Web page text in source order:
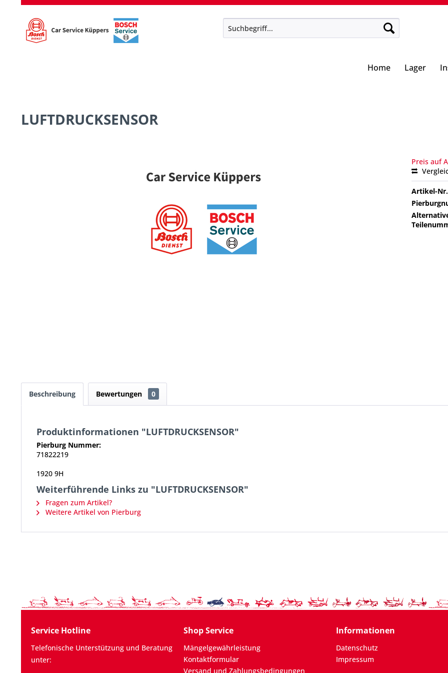
Home Lager
LUFTDRUCKSENSOR
Preis auf
Artikel-
Beschreibung Bewertungen 0
Produktinformationen "LUFTDRUCKSENSOR"
Pierburg Nummer:
71822219
1920 9H
Weiterführende Links zu "LUFTDRUCKSENSOR"
Fragen zum Artikel?
Weitere Artikel von Pierburg
Service Hotline
Telefonische Unterstützung und Beratung
unter:
Shop Service
Mängelgewährleistung
Kontaktformular
Versand und Zahlungsbedingungen
Informationen
Datenschutz
Impressum